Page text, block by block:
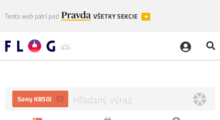
Tento web patrí pod VŠETKY SEKCIE
Sony K850i